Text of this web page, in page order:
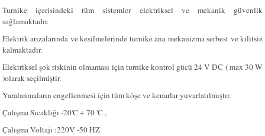
Turnike içerisindeki tüm sistemler elektriksel ve mekanik güvenlik
sağlamaktadır.
Elektrik arızalarında ve kesilmelerinde turnike ana mekanizma serbest ve kilitsiz
kalmaktadır.
Elektriksel şok riskinin olmaması için turnike kontrol gücü 24 V DC ( max 30 W
)olarak seçilmiştir.
Yaralanmaların engellenmesi için tüm köşe ve kenarlar yuvarlatılmıştır.
Çalışma Sıcaklığı -20'C + 70 'C ,
Çalışma Voltajı :220V -50 HZ